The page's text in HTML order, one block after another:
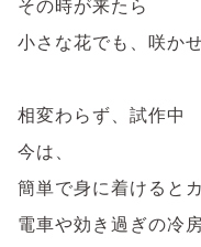
その時が来たら
小さな花でも、咲か
相変わらず、試作中
今は、
簡単で身に着けると
電車や効き過ぎの冷